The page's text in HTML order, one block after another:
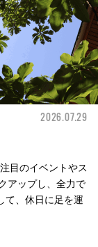
2026.07.29
目のイベントやス
アップし、全力で
て、休日に足を運